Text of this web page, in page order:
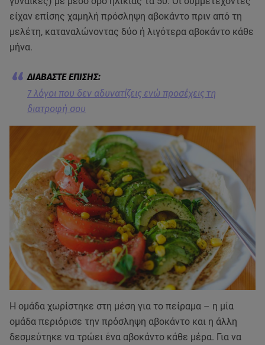
είχαν επίσης χαμηλή πρόσληψη αβοκάντο πριν από τη
μελέτη, καταναλώνοντας δύο ή λιγότερα αβοκάντο κάθε
μήνα.
7 λόγοι που δεν αδυνατίζεις ενώ προσέχεις τη
διατροφή σου
Η ομάδα χωρίστηκε στη μέση για το πείραμα – η μία
ομάδα περιόρισε την πρόσληψη αβοκάντο και η άλλη
δεσμεύτηκε να τρώει ένα αβοκάντο κάθε μέρα. Για να